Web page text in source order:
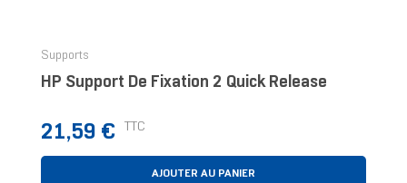
Supports
HP Support De Fixation 2 Quick Release
Prix
21,59 € TTC
AJOUTER AU PANIER